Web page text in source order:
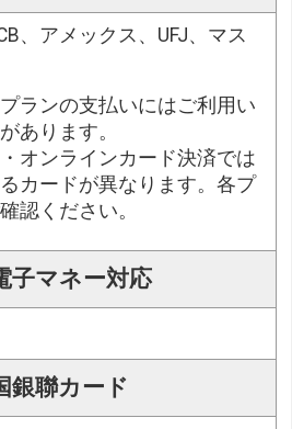
、アメックス、UFJ、マス
ランの支払いにはご利用い
あります。
オンラインカード決済では
カードが異なります。各プ
認ください。
子マネー対応
銀聯カード